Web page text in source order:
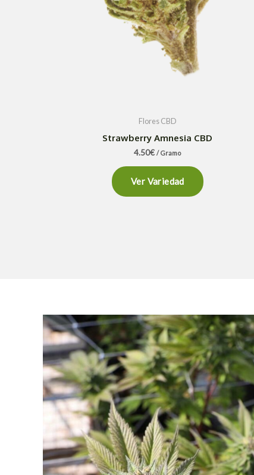
Flores CBD
Strawberry Amnesia CBD
4.50€ / Gramo
Ver Variedad